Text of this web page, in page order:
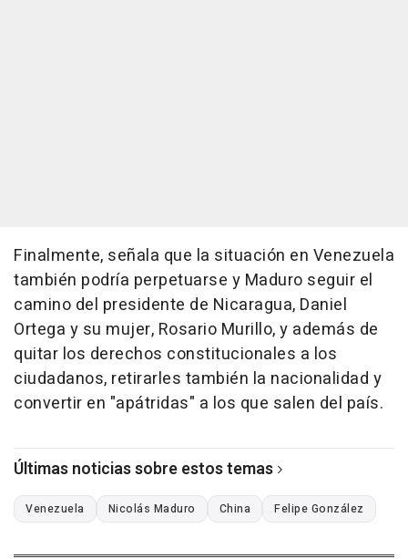
Finalmente, señala que la situación en Venezuela
también podría perpetuarse y Maduro seguir el
camino del presidente de Nicaragua, Daniel
Ortega y su mujer, Rosario Murillo, y además de
quitar los derechos constitucionales a los
ciudadanos, retirarles también la nacionalidad y
convertir en "apátridas" a los que salen del país.
Últimas noticias sobre estos temas
Venezuela Nicolás Maduro China Felipe González